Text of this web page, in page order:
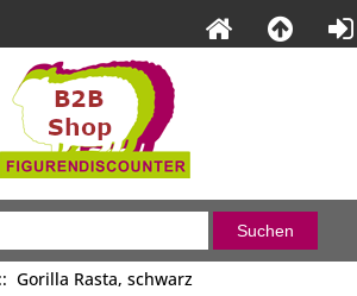
Gorilla Rasta, schwarz